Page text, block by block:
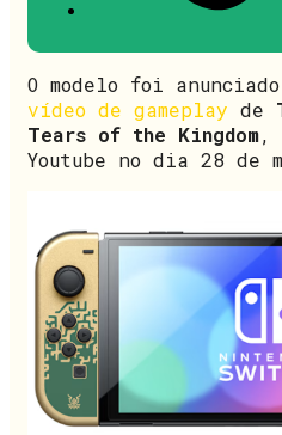
O modelo foi
vídeo de gameplay de
Tears of the Kingdom,
Youtube no dia 28 de